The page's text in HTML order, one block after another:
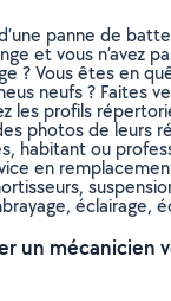
panne de
et vous n’avez
? Vous êtes en
neufs ? Faites
les profils
photos de leurs
habitant ou
en
éclairage,
un mécanicien